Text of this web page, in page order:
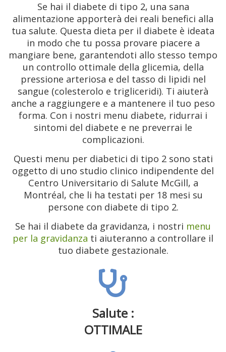
Se hai il diabete di tipo 2, una sana
alimentazione apporterà dei reali benefici alla
tua salute. Questa dieta per il diabete è ideata
in modo che tu possa provare piacere a
mangiare bene, garantendoti allo stesso tempo
un controllo ottimale della glicemia, della
pressione arteriosa e del tasso di lipidi nel
sangue (colesterolo e trigliceridi). Ti aiuterà
anche a raggiungere e a mantenere il tuo peso
forma. Con i nostri menu diabete, ridurrai i
sintomi del diabete e ne preverrai le
complicazioni.
Questi menu per diabetici di tipo 2 sono stati
oggetto di uno studio clinico indipendente del
Centro Universitario di Salute McGill, a
Montréal, che li ha testati per 18 mesi su
persone con diabete di tipo 2.
Se hai il diabete da gravidanza, i nostri menu
per la gravidanza ti aiuteranno a controllare il
tuo diabete gestazionale.
Salute :
OTTIMALE